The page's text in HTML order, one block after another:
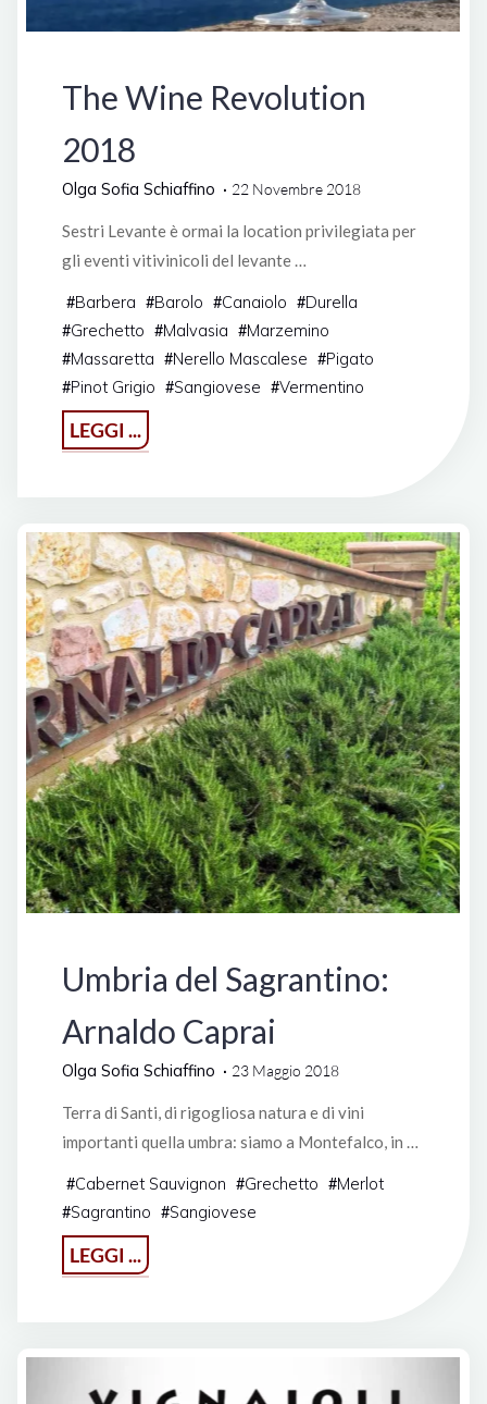
The Wine Revolution
2018
Olga Sofia Schiaffino 22 Novembre 2018
Sestri Levante è ormai la location privilegiata per
gli eventi vitivinicoli del levante …
#Barbera #Barolo #Canaiolo #Durella
#Grechetto #Malvasia #Marzemino
#Massaretta #Nerello Mascalese #Pigato
#Pinot Grigio #Sangiovese #Vermentino
LEGGI ...
Wine
Umbria del Sagrantino:
Arnaldo Caprai
Olga Sofia Schiaffino 23 Maggio 2018
Terra di Santi, di rigogliosa natura e di vini
importanti quella umbra: siamo a Montefalco, in …
#Cabernet Sauvignon #Grechetto #Merlot
#Sagrantino #Sangiovese
LEGGI ...
del